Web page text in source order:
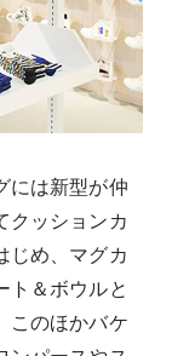
には新型が仲
クッションカ
じめ、マグカ
ト＆ボウルと
このほかバケ